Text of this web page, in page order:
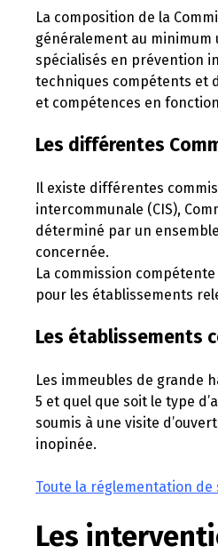
La composition de la
généralement au
spécialisés en prévention
techniques compétents et
et compétences en
Les différentes
Il existe différentes
intercommunale (CIS),
déterminé par un
concernée.
La commission
pour les établissements
Les établissements
Les immeubles de grande
5 et quel que soit le type
soumis à une visite
inopinée.
Toute la réglementation de
Les